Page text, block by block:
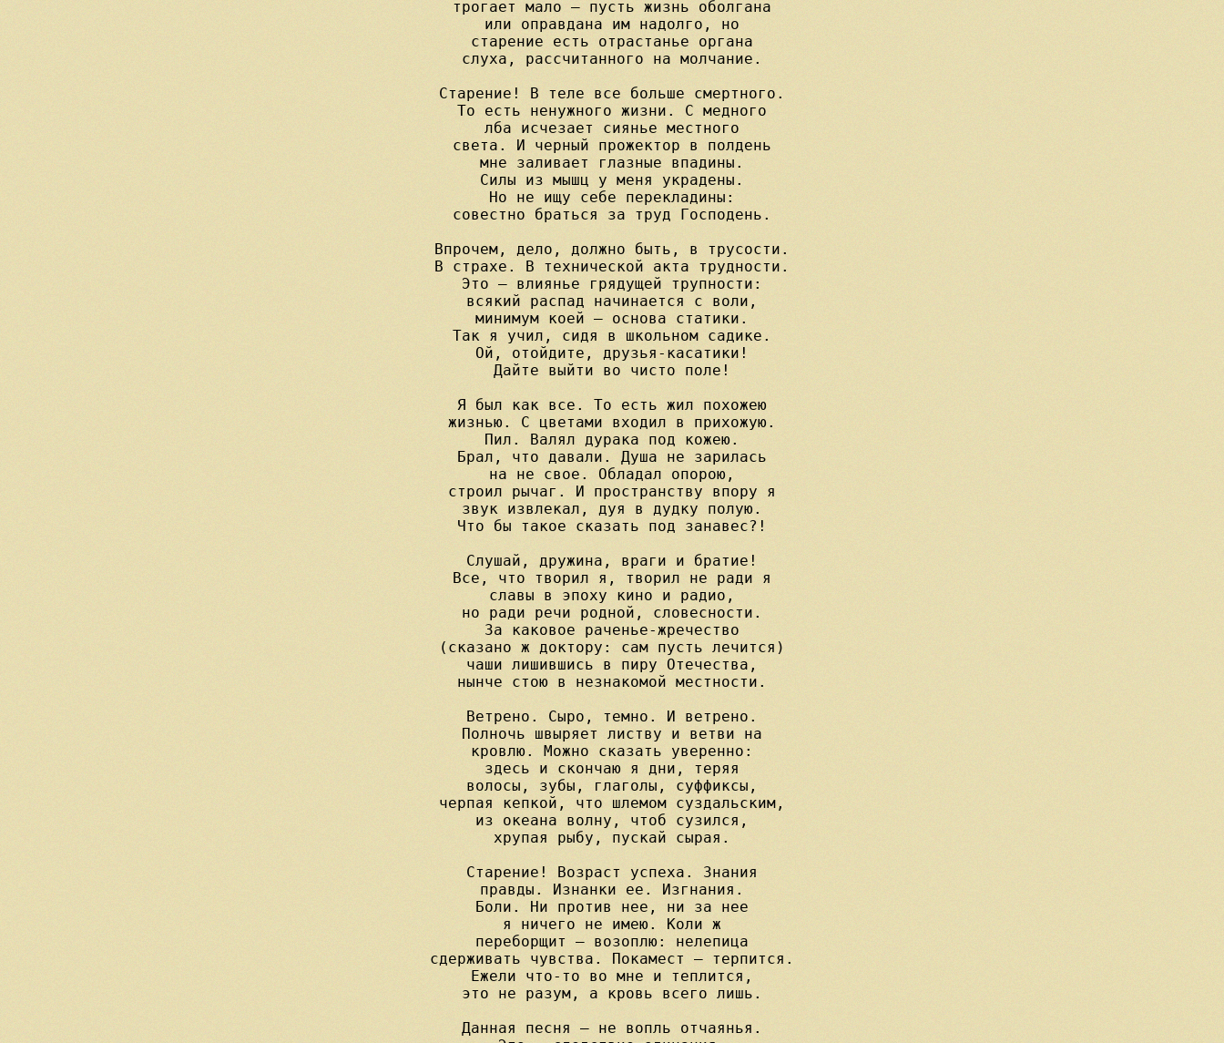
трогает мало — пусть жизнь оболгана
или оправдана им надолго, но
старение есть отрастанье органа
слуха, рассчитанного на молчание.
Старение! В теле все больше смертного.
То есть ненужного жизни. С медного
лба исчезает сиянье местного
света. И черный прожектор в полдень
мне заливает глазные впадины.
Силы из мышц у меня украдены.
Но не ищу себе перекладины:
совестно браться за труд Господень.
Впрочем, дело, должно быть, в трусости.
В страхе. В технической акта трудности.
Это — влиянье грядущей трупности:
всякий распад начинается с воли,
минимум коей — основа статики.
Так я учил, сидя в школьном садике.
Ой, отойдите, друзья-касатики!
Дайте выйти во чисто поле!
Я был как все. То есть жил похожею
жизнью. С цветами входил в прихожую.
Пил. Валял дурака под кожею.
Брал, что давали. Душа не зарилась
на не свое. Обладал опорою,
строил рычаг. И пространству впору я
звук извлекал, дуя в дудку полую.
Что бы такое сказать под занавес?!
Слушай, дружина, враги и братие!
Все, что творил я, творил не ради я
славы в эпоху кино и радио,
но ради речи родной, словесности.
За каковое раченье-жречество
(сказано ж доктору: сам пусть лечится)
чаши лишившись в пиру Отечества,
нынче стою в незнакомой местности.
Ветрено. Сыро, темно. И ветрено.
Полночь швыряет листву и ветви на
кровлю. Можно сказать уверенно:
здесь и скончаю я дни, теряя
волосы, зубы, глаголы, суффиксы,
черпая кепкой, что шлемом суздальским,
из океана волну, чтоб сузился,
хрупая рыбу, пускай сырая.
Старение! Возраст успеха. Знания
правды. Изнанки ее. Изгнания.
Боли. Ни против нее, ни за нее
я ничего не имею. Коли ж
переборщит — возоплю: нелепица
сдерживать чувства. Покамест — терпится.
Ежели что-то во мне и теплится,
это не разум, а кровь всего лишь.
Данная песня — не вопль отчаянья.